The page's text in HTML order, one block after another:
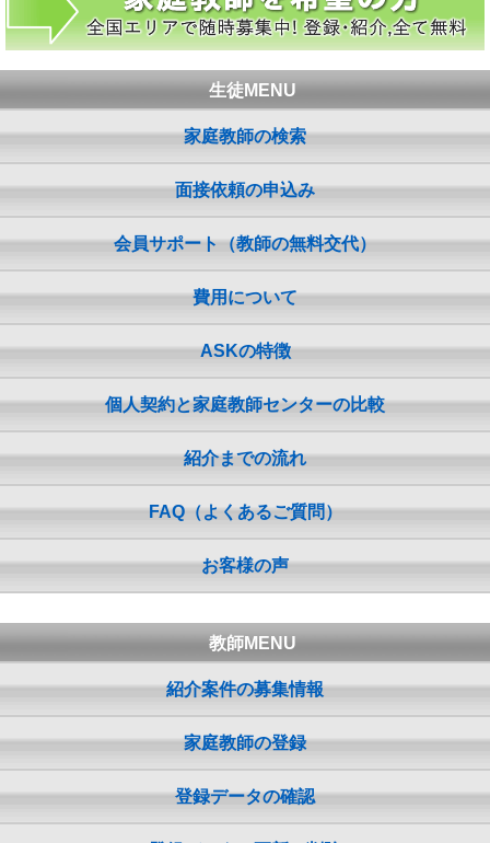
生徒MENU
家庭教師の検索
面接依頼の申込み
会員サポート（教師の無料交代）
費用について
ASKの特徴
個人契約と家庭教師センターの比較
紹介までの流れ
FAQ（よくあるご質問）
お客様の声
教師MENU
紹介案件の募集情報
家庭教師の登録
登録データの確認